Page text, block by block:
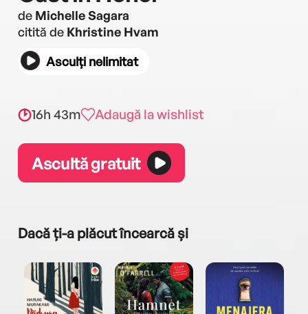
de Michelle Sagara
citită de Khristine Hvam
Asculți nelimitat
16h 43m Adaugă la wishlist
Ascultă gratuit
Dacă ți-a plăcut încearcă și